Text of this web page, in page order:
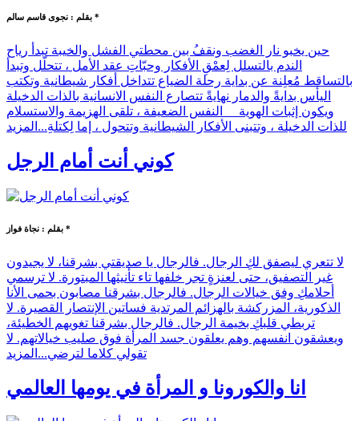
بقلم : نجوى قاسم سالم *
حين يخبو نار الغضب ونقفُ بين محطتي الفشل والخيبة تبدأ رياح
الندم بالتسلل لِعمْقِ الأفكار وحبّاتِ عقد الأمل ، تتحلّل وتبدأ
بالتساقط مُعلِنة عن بداية رحلة الضياع تتداخل أفكار شيطانية وتكتب
اليأس بدايةً والدمار نهايةً تتصارع النفس الانسانية بالذات الدخيلة
ويكون إثبات الهوية النفس الضعيفة ، تلقى الهزيمة والاستسلام
للذات الدخيلة ، وتتبنى الأفكار الشيطانية وتتحول ، إما لِكتلةِ... المزيد
كوني أنت أمام الرجل
بقلم : نجاة فواز *
لا تتعري ليصفق لكِ الرجال. فالرجال يا صديقتي بشرقنا، لا يجيدون
غير التصفيق، حتى لعنزةٍ تجر خلفها تاء تأنيثها المبتورة. لا ترسمي
أحلامكِ وفق خيالات الرجال. فالرجال بشرقنا مصابون بحمى الأنا
الذكورية، المزركشة بالهزائم المرتدية فساتين الإنتصار القصيرة. لا
تربطي قلبكِ بخيمة الرجال. فالرجال بشرقنا تغويهم الخطيئة،
ويعشقون انفسهم وهم يعلقون جسد المرأة فوق صليب خيالاتهم. لا
تقولي كلاما لترضي... المزيد
انا والكورونا و المرأة في يومها العالمي